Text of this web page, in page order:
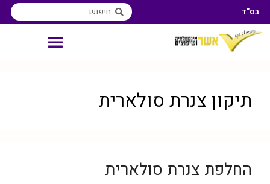
בס"ד
תיקון צנרת סולארית
החלפת צנרת סולארית